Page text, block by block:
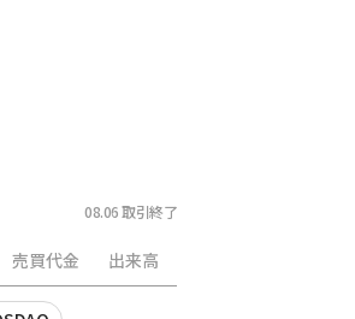
08.06 取引終了
売買代金 出来高